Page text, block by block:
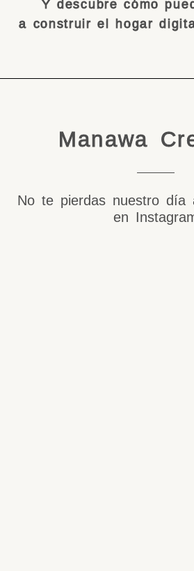
Y descubre cómo
a construir el hogar
Manawa
No te pierdas nuestro día
en